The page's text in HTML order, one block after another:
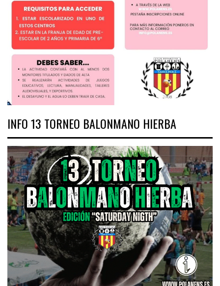
INFO 13 TORNEO BALONMANO HIERBA